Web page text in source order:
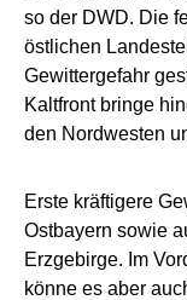
so der DWD. Die
östlichen
Gewittergefahr
Kaltfront bringe
den Nordwesten
Erste kräftigere
Ostbayern sowie
Erzgebirge. Im
könne es aber